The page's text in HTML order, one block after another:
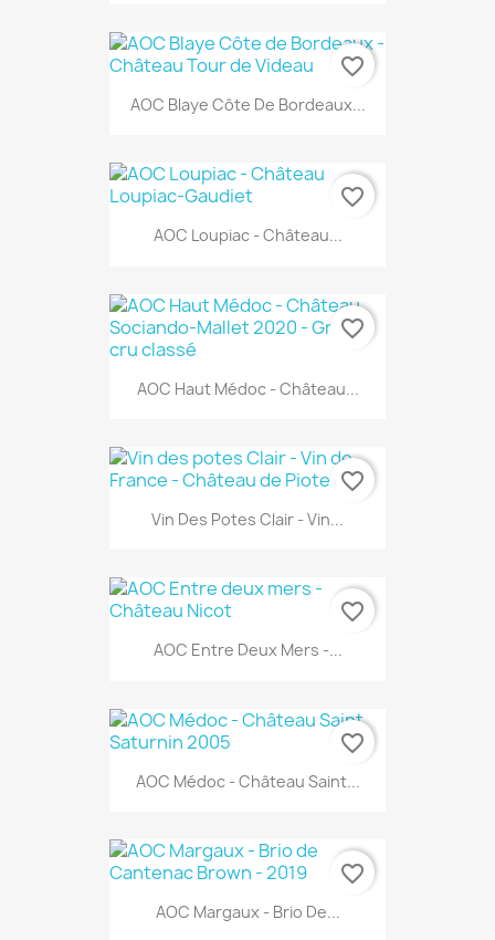
AOC Blaye Côte De Bordeaux...
favorite_border
AOC Loupiac - Château...
favorite_border
AOC Haut Médoc - Château...
favorite_border
Vin Des Potes Clair - Vin...
favorite_border
AOC Entre Deux Mers -...
favorite_border
AOC Médoc - Château Saint...
favorite_border
AOC Margaux - Brio De...
favorite_border